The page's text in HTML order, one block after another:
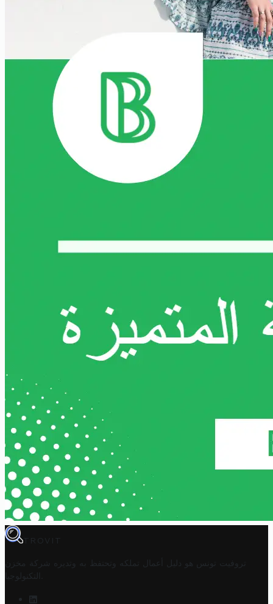
TROVIT
تروفيت تونس هو دليل أعمال تملكه وتحتفظ به وتديره
شركة مخزن
التكنولوجيا